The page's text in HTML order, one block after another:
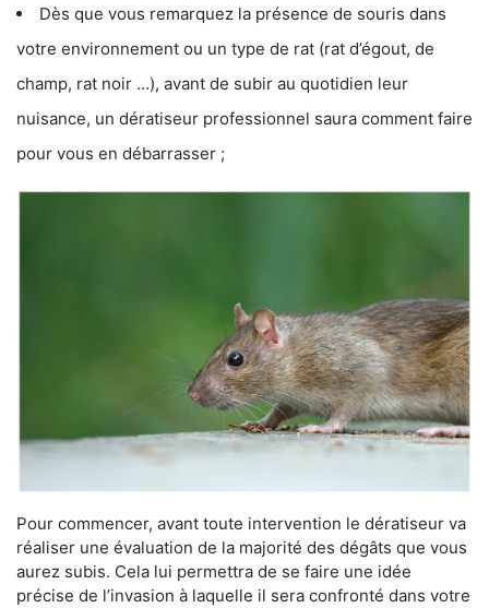
Dès que vous remarquez la présence de souris dans
votre environnement ou un type de rat (rat d’égout, de
champ, rat noir …), avant de subir au quotidien leur
nuisance, un dératiseur professionnel saura comment faire
pour vous en débarrasser ;
Pour commencer, avant toute intervention le dératiseur va
réaliser une évaluation de la majorité des dégâts que vous
aurez subis. Cela lui permettra de se faire une idée
précise de l’invasion à laquelle il sera confronté dans votre